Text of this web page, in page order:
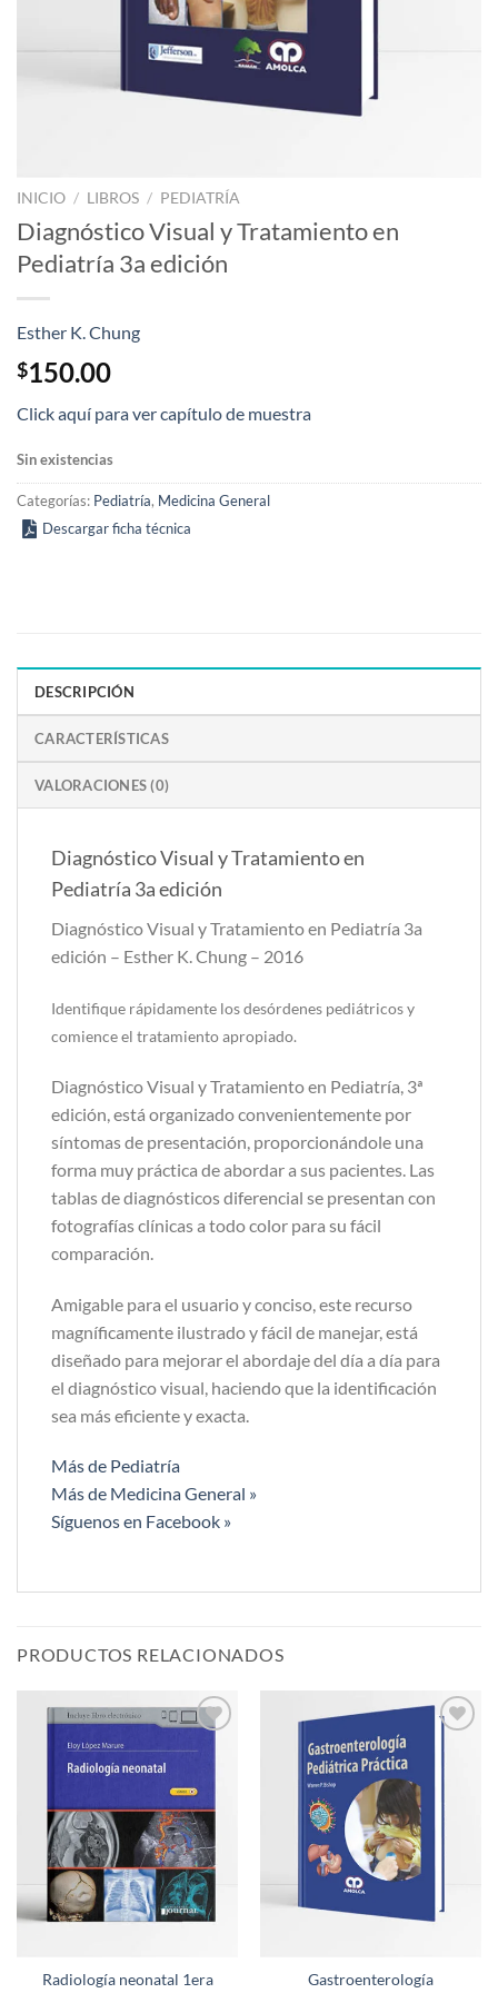
INICIO / LIBROS / PEDIATRÍA
Diagnóstico Visual y Tratamiento en
Pediatría 3a edición
Esther K. Chung
$150.00
Click aquí para ver capítulo de muestra
Sin existencias
Categorías: Pediatría, Medicina General
Descargar ficha técnica
DESCRIPCIÓN
CARACTERÍSTICAS
VALORACIONES (0)
Diagnóstico Visual y Tratamiento en
Pediatría 3a edición
Diagnóstico Visual y Tratamiento en Pediatría 3a
edición – Esther K. Chung – 2016
Identifique rápidamente los desórdenes pediátricos y
comience el tratamiento apropiado.
Diagnóstico Visual y Tratamiento en Pediatría, 3ª
edición, está organizado convenientemente por
síntomas de presentación, proporcionándole una
forma muy práctica de abordar a sus pacientes. Las
tablas de diagnósticos diferencial se presentan con
fotografías clínicas a todo color para su fácil
comparación.
Amigable para el usuario y conciso, este recurso
magníficamente ilustrado y fácil de manejar, está
diseñado para mejorar el abordaje del día a día para
el diagnóstico visual, haciendo que la identificación
sea más eficiente y exacta.
Más de Pediatría
Más de Medicina General »
Síguenos en Facebook »
PRODUCTOS RELACIONADOS
deseos
Radiología neonatal 1era
Gastroenterología